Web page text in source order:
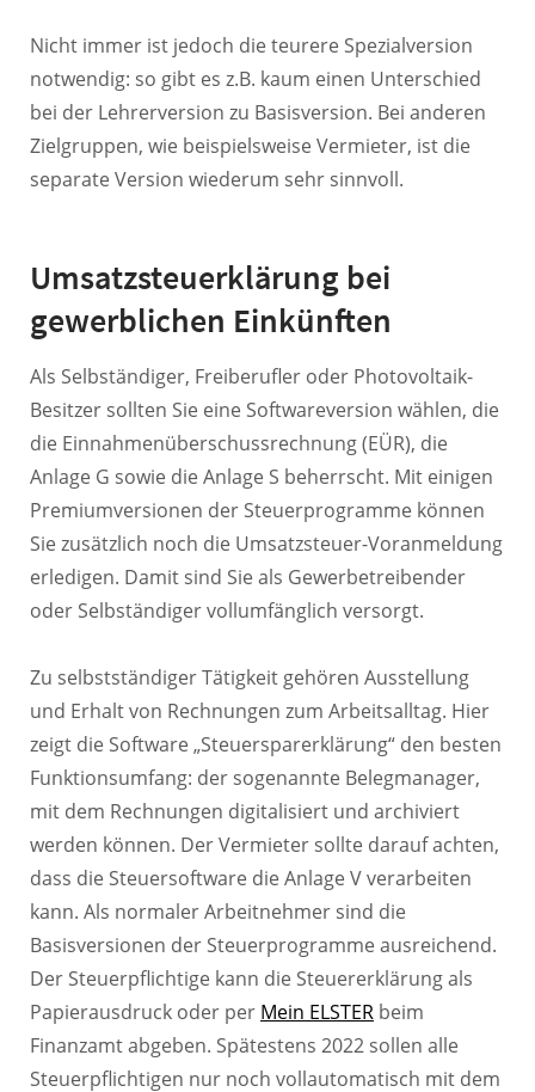
Nicht immer ist jedoch die teurere Spezialversion
notwendig: so gibt es z.B. kaum einen Unterschied
bei der Lehrerversion zu Basisversion. Bei anderen
Zielgruppen, wie beispielsweise Vermieter, ist die
separate Version wiederum sehr sinnvoll.
Umsatzsteuerklärung bei
gewerblichen Einkünften
Als Selbständiger, Freiberufler oder Photovoltaik-
Besitzer sollten Sie eine Softwareversion wählen, die
die Einnahmenüberschussrechnung (EÜR), die
Anlage G sowie die Anlage S beherrscht. Mit einigen
Premiumversionen der Steuerprogramme können
Sie zusätzlich noch die Umsatzsteuer-Voranmeldung
erledigen. Damit sind Sie als Gewerbetreibender
oder Selbständiger vollumfänglich versorgt.
Zu selbstständiger Tätigkeit gehören Ausstellung
und Erhalt von Rechnungen zum Arbeitsalltag. Hier
zeigt die Software „Steuersparerklärung“ den besten
Funktionsumfang: der sogenannte Belegmanager,
mit dem Rechnungen digitalisiert und archiviert
werden können. Der Vermieter sollte darauf achten,
dass die Steuersoftware die Anlage V verarbeiten
kann. Als normaler Arbeitnehmer sind die
Basisversionen der Steuerprogramme ausreichend.
Der Steuerpflichtige kann die Steuererklärung als
Papierausdruck oder per Mein ELSTER beim
Finanzamt abgeben. Spätestens 2022 sollen alle
Steuerpflichtigen nur noch vollautomatisch mit dem